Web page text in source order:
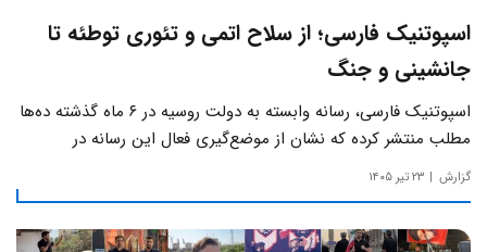
اسپوتنیک فارسی؛ از سلاح اتمی و تئوری توطئه تا
جانشینی و جنگ
اسپوتنیک فارسی، رسانه وابسته به دولت روسیه در ۶ ماه گذشته ده‌ها
مطلب منتشر کرده که نشان از موضع‌گیری فعال این رسانه‌ در
حساس‌ترین مسائل چالش‌های داخلی ایران دارد.
گزارش ۲۳ تیر ۱۴۰۵